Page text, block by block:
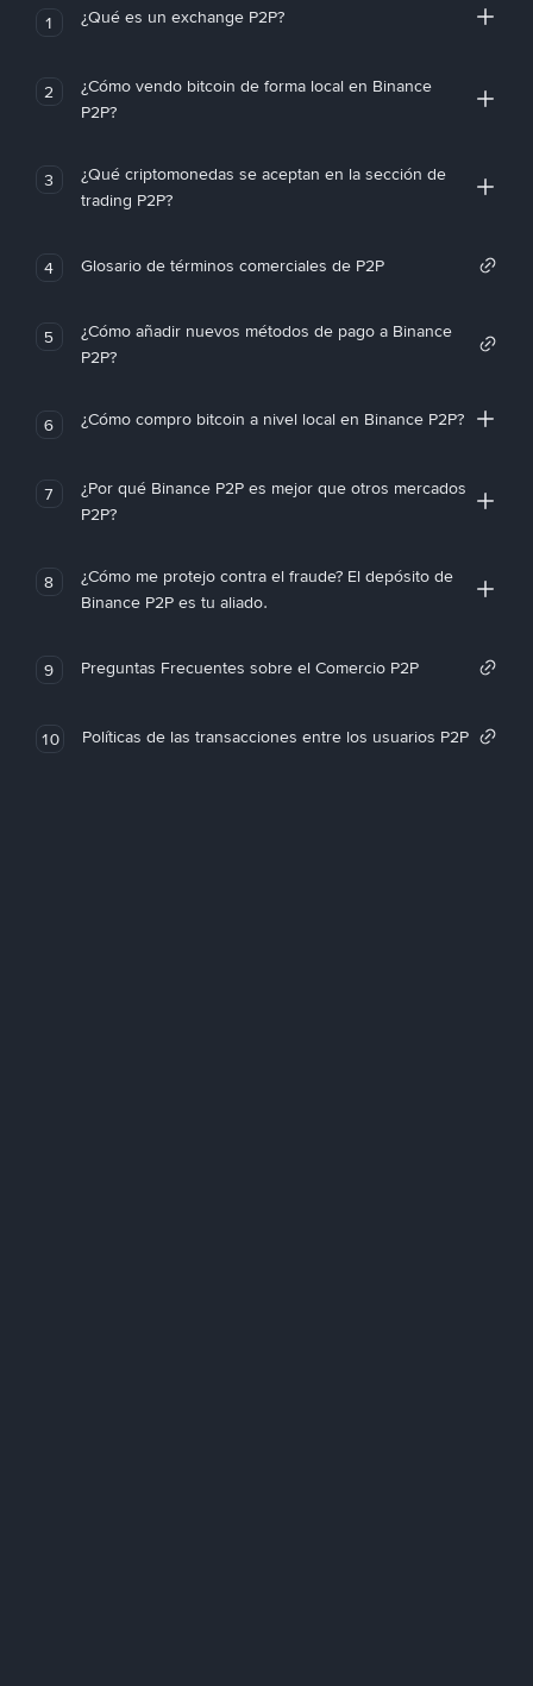
1 ¿Qué es un exchange P2P?
2
¿Cómo vendo bitcoin de forma local en Binance
P2P?
3
¿Qué criptomonedas se aceptan en la sección de
trading P2P?
4 Glosario de términos comerciales de P2P
5
¿Cómo añadir nuevos métodos de pago a Binance
P2P?
6 ¿Cómo compro bitcoin a nivel local en Binance P2P?
7
¿Por qué Binance P2P es mejor que otros mercados
P2P?
8
¿Cómo me protejo contra el fraude? El depósito de
Binance P2P es tu aliado.
9 Preguntas Frecuentes sobre el Comercio P2P
10 Políticas de las transacciones entre los usuarios P2P